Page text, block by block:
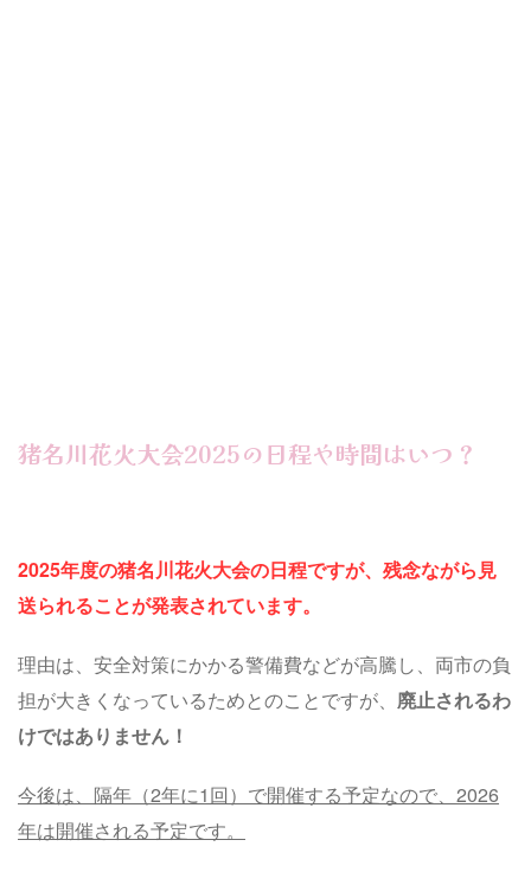
猪名川花火大会2025の日程や時間はいつ？
2025年度の猪名川花火大会の日程ですが、残念ながら見
送られることが発表されています。
理由は、安全対策にかかる警備費などが高騰し、両市の負
担が大きくなっているためとのことですが、 廃止されるわ
けではありません！
今後は、隔年（2年に1回）で開催する予定なので、2026
年は開催される予定です。